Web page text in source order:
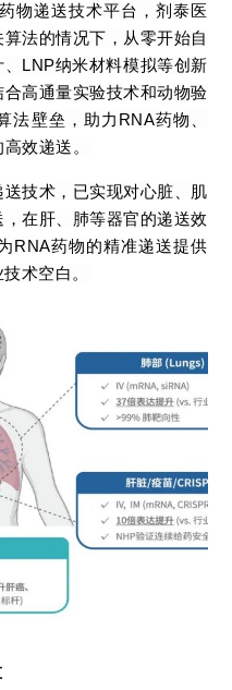
物递送技术平台，剂泰医
法的情况下，从零开始自
LNP纳米材料模拟等创新
高通量实验技术和动物验
法壁垒，助力RNA药物、
效递送。
技术，已实现对心脏、肌
在肝、肺等器官的递送效
RNA药物的精准递送提供
术空白。